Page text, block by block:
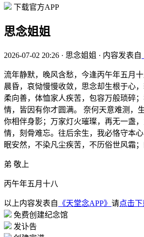
下载官方APP
思念姐姐
2026-07-02 20:26 · 思念姐姐 · 内容发表自
流年静默，晚风含愁，今逢丙午年五月
晨昏，哀恸慢慢收敛，思念却生根于心
柔向善，体恤家人疾苦，包容万般琐碎
情，皆因有你才圆满。 奈何天意难测，
你相伴身影；万家灯火璀璨，再无一盏
情，刻骨难忘。往后余生，我必恪守本
眠安然，不染凡尘疾苦，不历俗世风霜
弟 敬上
丙午年五月十八
以上内容发表自 《天堂念APP》 请点击
免费创建纪念馆
发讣告